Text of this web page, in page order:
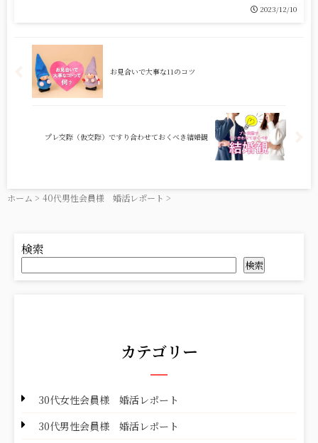
2023/12/10
お見合いで大事な11のコツ
プレ交際（仮交際）ですり合わせておくべき結婚観
ホーム > 40代男性会員様 婚活レポート >
検索
検索
カテゴリー
30代女性会員様 婚活レポート
30代男性会員様 婚活レポート